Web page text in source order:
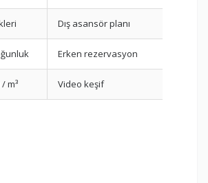
Dış asansör planı
Erken rezervasyon
m³ Video keşif